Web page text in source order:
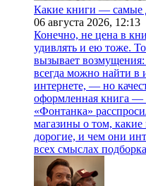
Какие книги — самые
06 августа 2026, 12:13
Конечно, не цена в
удивлять и ею тоже.
вызывает
всегда можно найти в
интернете, — но
оформленная книга —
«Фонтанка»
магазины о том,
дорогие, и чем они
всех смыслах